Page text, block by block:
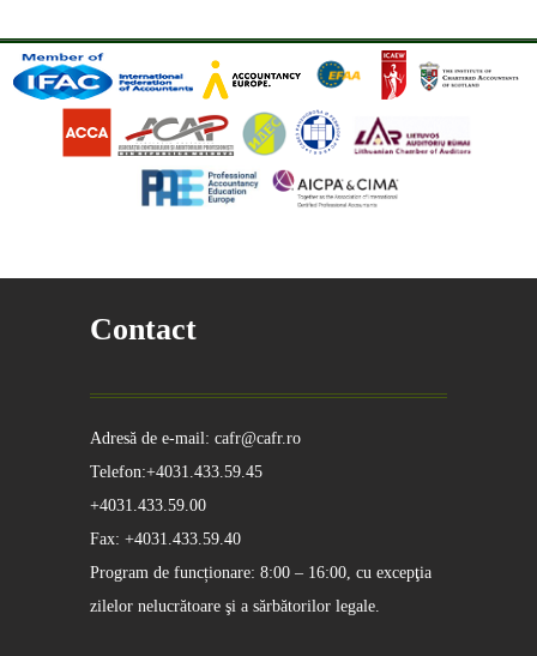
Contact
Adresă de e-mail: cafr@cafr.ro
Telefon:+4031.433.59.45
+4031.433.59.00
Fax: +4031.433.59.40
Program de funcționare: 8:00 – 16:00, cu excepţia
zilelor nelucrătoare şi a sărbătorilor legale.